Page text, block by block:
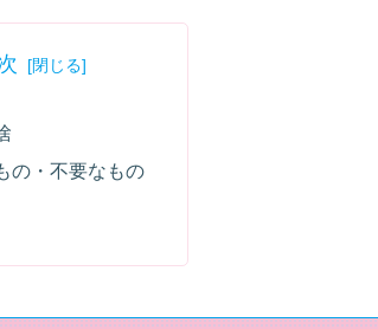
の・不要なもの